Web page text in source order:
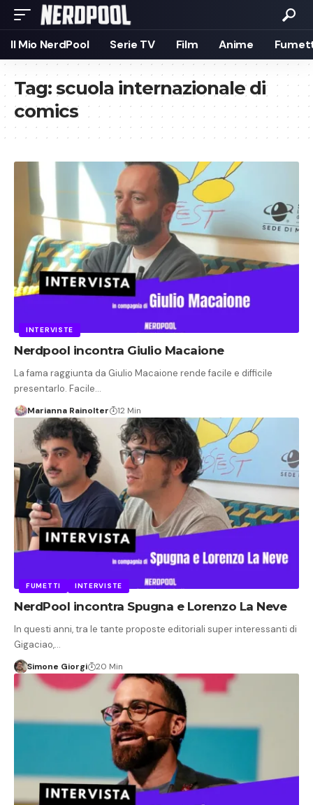
Il Mio NerdPool Serie TV Film Anime
Tag:scuola internazionale di
comics
INTERVISTE
Nerdpool incontra Giulio Macaione
La fama raggiunta da Giulio Macaione rende facile e difficile
presentarlo. Facile…
Marianna Rainolter 12 Min
FUMETTI INTERVISTE
NerdPool incontra Spugna e Lorenzo La Neve
In questi anni, tra le tante proposte editoriali super interessanti di
Gigaciao,…
Simone Giorgi 20 Min